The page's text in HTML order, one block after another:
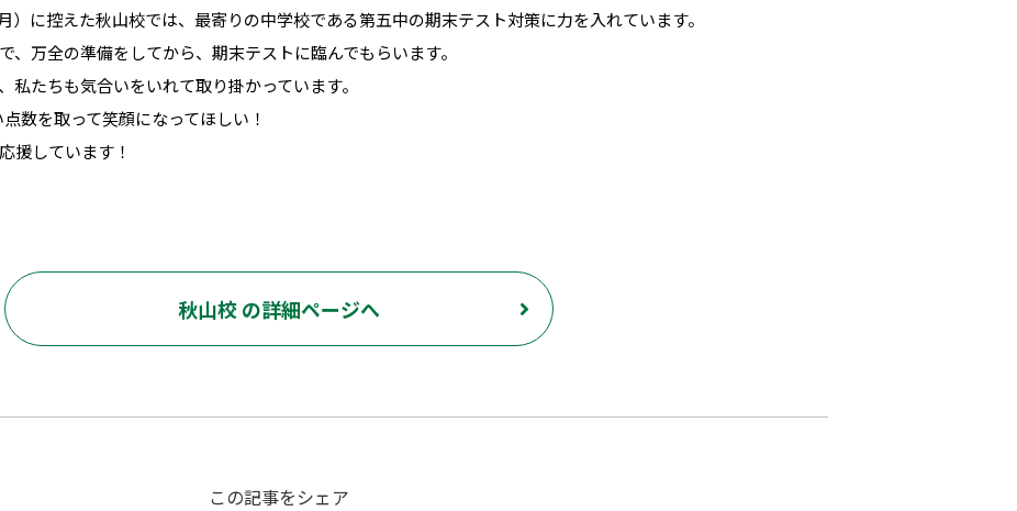
）に控えた秋山校では、最寄りの中学校である第五中の期末テスト対策に力を入れています。
、万全の準備をしてから、期末テストに臨んでもらいます。
私たちも気合いをいれて取り掛かっています。
数を取って笑顔になってほしい！
援しています！
秋山校 の詳細ページへ
この記事をシェア